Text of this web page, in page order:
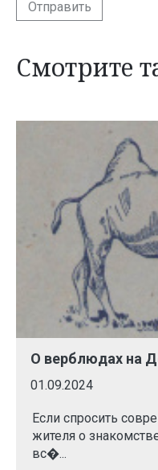
Отправить
Смотрите
О верблюдах на
01.09.2024
Если спросить
жителя о
вс�...